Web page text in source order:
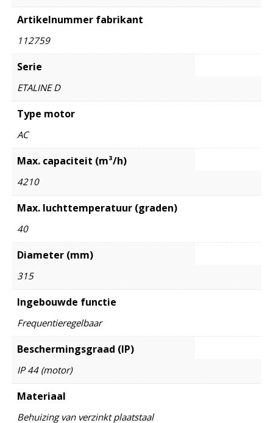
Artikelnummer fabrikant
112759
Serie
ETALINE D
Type motor
AC
Max. capaciteit (m³/h)
4210
Max. luchttemperatuur (graden)
40
Diameter (mm)
315
Ingebouwde functie
Frequentieregelbaar
Beschermingsgraad (IP)
IP 44 (motor)
Materiaal
Behuizing van verzinkt plaatstaal